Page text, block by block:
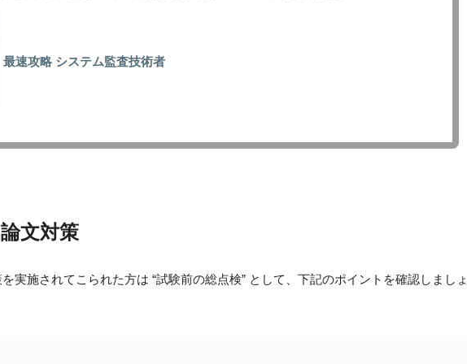
最速攻略 システム監査技術者
文対策
実施されてこられた方は “試験前の総点検” として、下記のポイントを確認しましょ